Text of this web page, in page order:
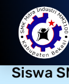
Otsuka
Siswa